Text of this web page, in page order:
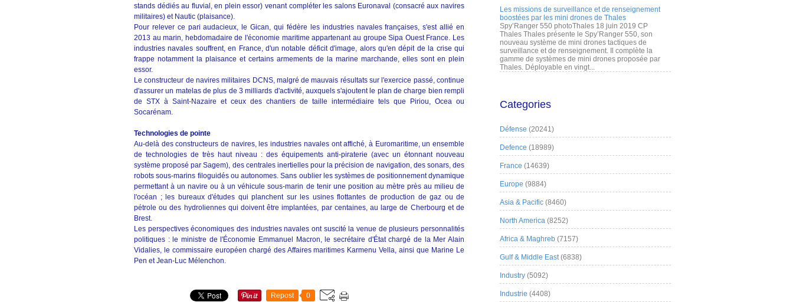
stands dédiés au fluvial, en plein essor) venant compléter les salons Euronaval (consacré aux navires
militaires) et Nautic (plaisance).
Pour relever ce pari audacieux, le Gican, qui fédère les industries navales françaises, s'est allié en
2013 au marin, hebdomadaire de l'économie maritime appartenant au groupe Sipa Ouest France. Les
industries navales souffrent, en France, d'un notable déficit d'image, alors qu'en dépit de la crise qui
frappe notamment la plaisance et certains armements de la marine marchande, elles sont en plein
essor.
Le constructeur de navires militaires DCNS, malgré de mauvais résultats sur l'exercice passé, continue
d'assurer un matelas de plus de 3 milliards d'activité, auxquels s'ajoutent le plan de charge bien rempli
de STX à Saint-Nazaire et ceux des chantiers de taille intermédiaire tels que
Piriou, Ocea ou
Socarénam.
Technologies de pointe
Au-delà des constructeurs de navires, les industries navales ont affiché, à Euromaritime, un ensemble
de technologies de très haut niveau : des équipements anti-piraterie (avec un étonnant nouveau
système proposé par Sagem), des centrales inertielles pour la précision de navigation, des sonars, des
robots sous-marins filoguidés ou autonomes. Sans oublier les systèmes de positionnement dynamique
permettant à un navire ou à un véhicule sous-marin de tenir une position au mètre près au milieu de
l'océan ; les bureaux d'études qui planchent sur les usines flottantes de production de gaz ou de
pétrole ou des hydroliennes qui doivent être implantées, par centaines, au large de Cherbourg et de
Brest.
Les perspectives économiques des industries navales ont suscité la venue de plusieurs personnalités
politiques : le ministre de l'Économie Emmanuel Macron, le secrétaire d'État chargé de la Mer Alain
Vidalies, le commissaire européen chargé des Affaires maritimes Karmenu Vella, ainsi que Marine Le
Pen et Jean-Luc Mélenchon.
Repost 0
Les missions de surveillance et de renseignement
boostées par les mini drones de Thales
Spy’Ranger 550 photoThales 18 juin 2019 CP
Thales Thales présente le Spy’Ranger 550, son
nouveau système de mini drones tactiques de
surveillance et de renseignement. Il complète la
gamme de systèmes de mini drones proposée par
Thales. Déployable en vingt...
Categories
Défense (20241)
Defence (18989)
France (14639)
Europe (9884)
Asia & Pacific (8460)
North America (8252)
Africa & Maghreb (7157)
Gulf & Middle East(6838)
Industry (5092)
Industrie (4408)